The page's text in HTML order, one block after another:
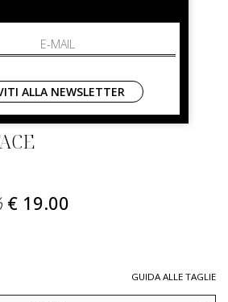
€ 19.00
GUIDA ALLE TAGLIE
ALLA NEWSLETTER